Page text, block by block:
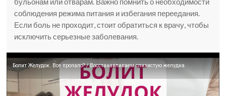
соблюдения режима питания и избегания переедания.
Если боль не проходит, стоит обратиться к врачу, чтобы
исключить серьезные заболевания.
Болит Желудок. Все пропало? / Восстанавливаем слизистую желудка